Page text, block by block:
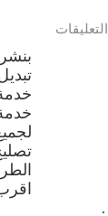
التعليقات